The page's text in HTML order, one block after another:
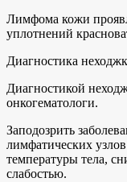
Лимфома кожи
уплотнений
Диагностика
Диагностикой
онкогематологи.
Заподозрить
лимфатических
температуры тела,
слабостью.